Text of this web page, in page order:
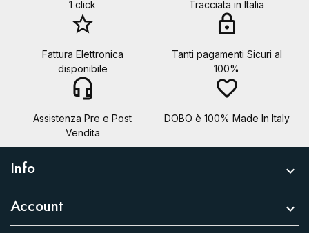
1 click
Tracciata in Italia
star_border
Fattura Elettronica
disponibile
lock
Tanti pagamenti Sicuri al
100%
headset_mic
Assistenza Pre e Post
Vendita
favorite_border
DOBO è 100% Made In Italy
Info 
Account 